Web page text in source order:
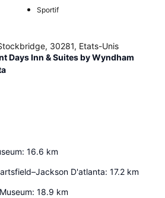
Sportif
30281, Etats-Unis
Days Inn & Suites by Wyndham
: 16.6 km
D'atlanta: 17.2 km
: 18.9 km